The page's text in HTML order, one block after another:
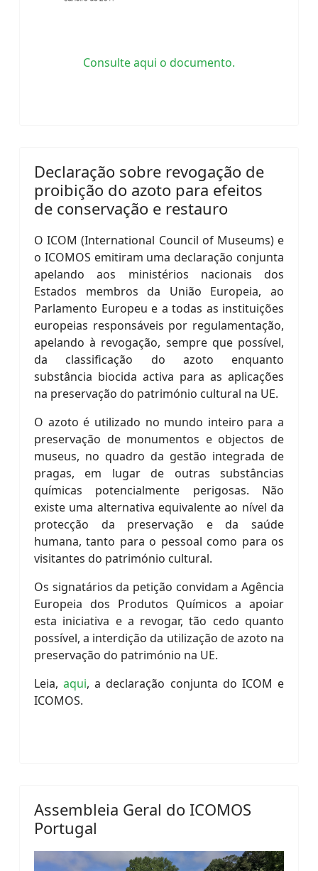
Consulte aqui o documento.
Declaração sobre revogação de
proibição do azoto para efeitos
de conservação e restauro
O ICOM (International Council of Museums) e
o ICOMOS emitiram uma declaração conjunta
apelando aos ministérios nacionais dos
Estados membros da União Europeia, ao
Parlamento Europeu e a todas as instituições
europeias responsáveis por regulamentação,
apelando à revogação, sempre que possível,
da classificação do azoto enquanto
substância biocida activa para as aplicações
na preservação do património cultural na UE.
O azoto é utilizado no mundo inteiro para a
preservação de monumentos e objectos de
museus, no quadro da gestão integrada de
pragas, em lugar de outras substâncias
químicas potencialmente perigosas. Não
existe uma alternativa equivalente ao nível da
protecção da preservação e da saúde
humana, tanto para o pessoal como para os
visitantes do património cultural.
Os signatários da petição convidam a Agência
Europeia dos Produtos Químicos a apoiar
esta iniciativa e a revogar, tão cedo quanto
possível, a interdição da utilização de azoto na
preservação do património na UE.
Leia,aqui, a declaração conjunta do ICOM e
ICOMOS.
Assembleia Geral do ICOMOS
Portugal